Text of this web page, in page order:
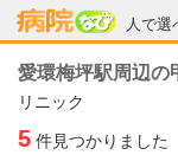
人で選
病院な
愛環梅坪駅周辺の
リニック
5 件見つかりました